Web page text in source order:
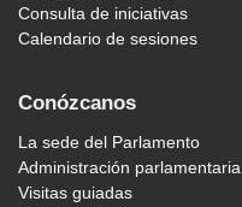
Consulta de iniciativas
Calendario de sesiones
Conózcanos
La sede del Parlamento
Administración parlamentaria
Visitas guiadas